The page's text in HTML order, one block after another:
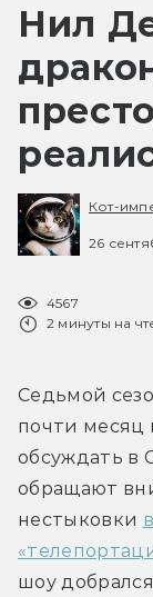
Нил
Кот-
26
4567
2 минуты на
Седьмой
почти месяц
обсуждать в
обращают
нестыковки
шоу